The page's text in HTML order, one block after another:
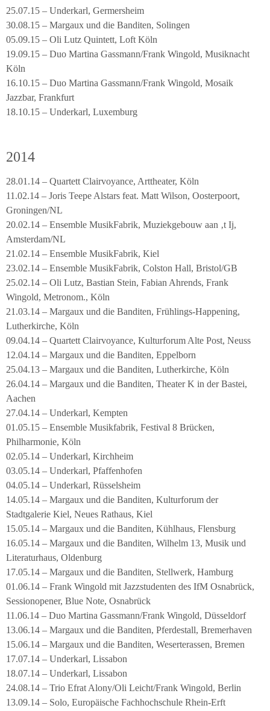
25.07.15 – Underkarl, Germersheim
30.08.15 – Margaux und die Banditen, Solingen
05.09.15 – Oli Lutz Quintett, Loft Köln
19.09.15 – Duo Martina Gassmann/Frank Wingold, Musiknacht
Köln
16.10.15 – Duo Martina Gassmann/Frank Wingold, Mosaik
Jazzbar, Frankfurt
18.10.15 – Underkarl, Luxemburg
2014
28.01.14 – Quartett Clairvoyance, Arttheater, Köln
11.02.14 – Joris Teepe Alstars feat. Matt Wilson, Oosterpoort,
Groningen/NL
20.02.14 – Ensemble MusikFabrik, Muziekgebouw aan ‚t Ij,
Amsterdam/NL
21.02.14 – Ensemble MusikFabrik, Kiel
23.02.14 – Ensemble MusikFabrik, Colston Hall, Bristol/GB
25.02.14 – Oli Lutz, Bastian Stein, Fabian Ahrends, Frank
Wingold, Metronom., Köln
21.03.14 – Margaux und die Banditen, Frühlings-Happening,
Lutherkirche, Köln
09.04.14 – Quartett Clairvoyance, Kulturforum Alte Post, Neuss
12.04.14 – Margaux und die Banditen, Eppelborn
25.04.13 – Margaux und die Banditen, Lutherkirche, Köln
26.04.14 – Margaux und die Banditen, Theater K in der Bastei,
Aachen
27.04.14 – Underkarl, Kempten
01.05.15 – Ensemble Musikfabrik, Festival 8 Brücken,
Philharmonie, Köln
02.05.14 – Underkarl, Kirchheim
03.05.14 – Underkarl, Pfaffenhofen
04.05.14 – Underkarl, Rüsselsheim
14.05.14 – Margaux und die Banditen, Kulturforum der
Stadtgalerie Kiel, Neues Rathaus, Kiel
15.05.14 – Margaux und die Banditen, Kühlhaus, Flensburg
16.05.14 – Margaux und die Banditen, Wilhelm 13, Musik und
Literaturhaus, Oldenburg
17.05.14 – Margaux und die Banditen, Stellwerk, Hamburg
01.06.14 – Frank Wingold mit Jazzstudenten des IfM Osnabrück,
Sessionopener, Blue Note, Osnabrück
11.06.14 – Duo Martina Gassmann/Frank Wingold, Düsseldorf
13.06.14 – Margaux und die Banditen, Pferdestall, Bremerhaven
15.06.14 – Margaux und die Banditen, Weserterassen, Bremen
17.07.14 – Underkarl, Lissabon
18.07.14 – Underkarl, Lissabon
24.08.14 – Trio Efrat Alony/Oli Leicht/Frank Wingold, Berlin
13.09.14 – Solo, Europäische Fachhochschule Rhein-Erft